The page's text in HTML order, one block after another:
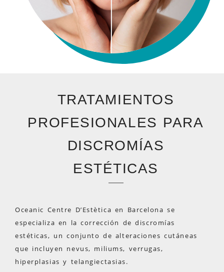
TRATAMIENTOS
PROFESIONALES PARA
DISCROMÍAS
ESTÉTICAS
Oceanic Centre D’Estètica en Barcelona se
especializa en la corrección de discromías
estéticas, un conjunto de alteraciones cutáneas
que incluyen nevus, miliums, verrugas,
hiperplasias y telangiectasias.